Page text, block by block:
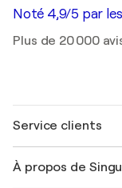
Noté 4,9/5 par
Plus de 20 000
Service clients
Expédition
À propos de